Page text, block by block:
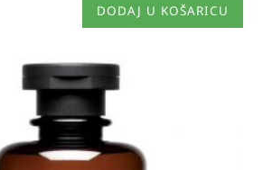
DODAJ U KOŠARICU